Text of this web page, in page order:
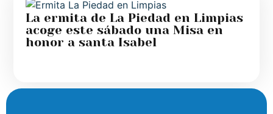
La ermita de La Piedad en Limpias
acoge este sábado una Misa en
honor a santa Isabel